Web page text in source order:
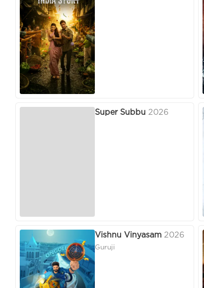
Super Subbu 2026
Vishnu Vinyasam 2026
Guruji